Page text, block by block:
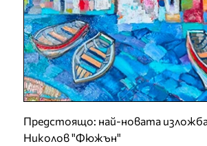
Предстоящо: най-новата изложба
Николов "Фюжън"